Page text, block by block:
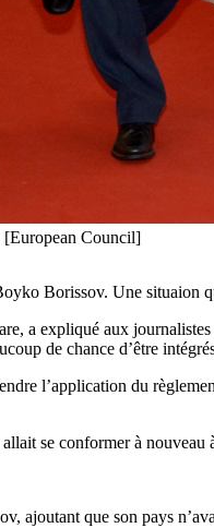
[European Council]
Borissov. Une situaion
a expliqué aux
de chance d’être
l’application du
se conformer à
que son pays